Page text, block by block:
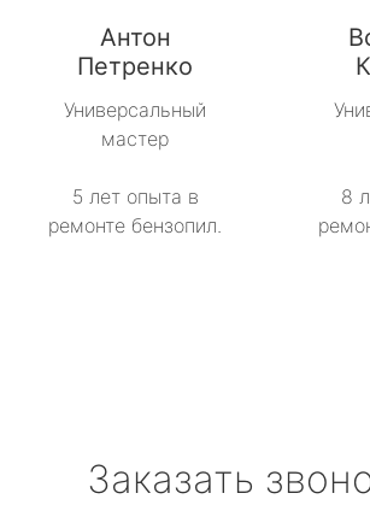
Антон
Петренко
Универсальный
мастер
5 лет опыта в
ремонте бензопил.
8
Заказать